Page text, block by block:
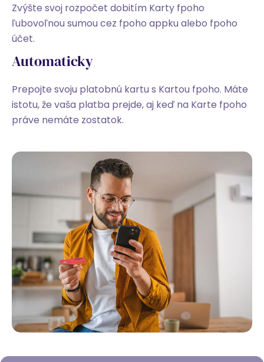
Zvýšte svoj rozpočet dobitím Karty fpoho
ľubovoľnou sumou cez fpoho appku alebo fpoho
účet.
Automaticky
Prepojte svoju platobnú kartu s Kartou fpoho. Máte
istotu, že vaša platba prejde, aj keď na Karte fpoho
práve nemáte zostatok.